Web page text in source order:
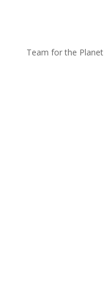
Team for the Planet